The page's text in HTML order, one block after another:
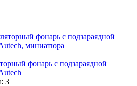
фонарь с подзараядной
3